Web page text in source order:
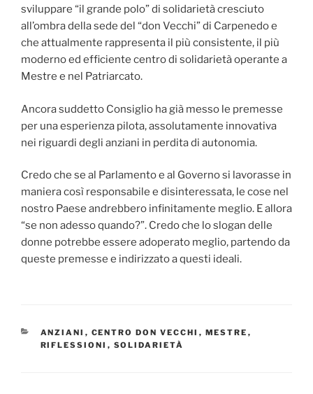
sviluppare “il grande polo” di solidarietà cresciuto
all’ombra della sede del “don Vecchi” di Carpenedo e
che attualmente rappresenta il più consistente, il più
moderno ed efficiente centro di solidarietà operante a
Mestre e nel Patriarcato.
Ancora suddetto Consiglio ha già messo le premesse
per una esperienza pilota, assolutamente innovativa
nei riguardi degli anziani in perdita di autonomia.
Credo che se al Parlamento e al Governo si lavorasse in
maniera così responsabile e disinteressata, le cose nel
nostro Paese andrebbero infinitamente meglio. E allora
“se non adesso quando?”. Credo che lo slogan delle
donne potrebbe essere adoperato meglio, partendo da
queste premesse e indirizzato a questi ideali.
CATEGORIE
ANZIANI , CENTRO DON VECCHI , MESTRE ,
RIFLESSIONI , SOLIDARIETÀ